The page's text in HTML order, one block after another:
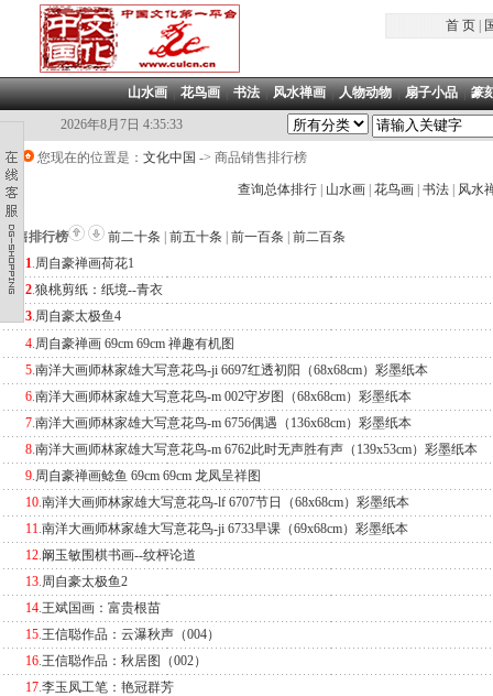
首 页|
山水画|花鸟画|书法|风水禅画|人物动物|扇子小品|篆
2026年8月7日 4:35:34
您现在的位置是： 文化中国 -> 商品销售排行榜
查询总体排行 山水画 花鸟画 书法 风水
销售排行榜 前二十条 前五十条 前一百条
前二百条
1.周自豪禅画荷花1
2.狼桃剪纸：纸境--青衣
3.周自豪太极鱼4
4.周自豪禅画 69cm 69cm 禅趣有机图
5.南洋大画师林家雄大写意花鸟-ji 6697红透初阳（68x68cm）彩墨纸本
6.南洋大画师林家雄大写意花鸟-m 002守岁图（68x68cm）彩墨纸本
7.南洋大画师林家雄大写意花鸟-m 6756偶遇（136x68cm）彩墨纸本
8.南洋大画师林家雄大写意花鸟-m 6762此时无声胜有声（139x53cm）彩墨纸本
9.周自豪禅画鲶鱼 69cm 69cm 龙凤呈祥图
10.南洋大画师林家雄大写意花鸟-lf 6707节日（68x68cm）彩墨纸本
11.南洋大画师林家雄大写意花鸟-ji 6733早课（69x68cm）彩墨纸本
12.阚玉敏围棋书画--纹枰论道
13.周自豪太极鱼2
14.王斌国画：富贵根苗
15.王信聪作品：云瀑秋声（004）
16.王信聪作品：秋居图（002）
17.李玉凤工笔：艳冠群芳